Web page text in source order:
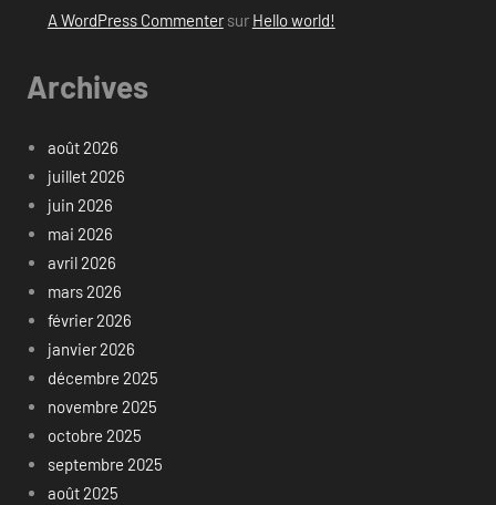
A WordPress Commentersur Hello world!
Archives
août 2026
juillet 2026
juin 2026
mai 2026
avril 2026
mars 2026
février 2026
janvier 2026
décembre 2025
novembre 2025
octobre 2025
septembre 2025
août 2025